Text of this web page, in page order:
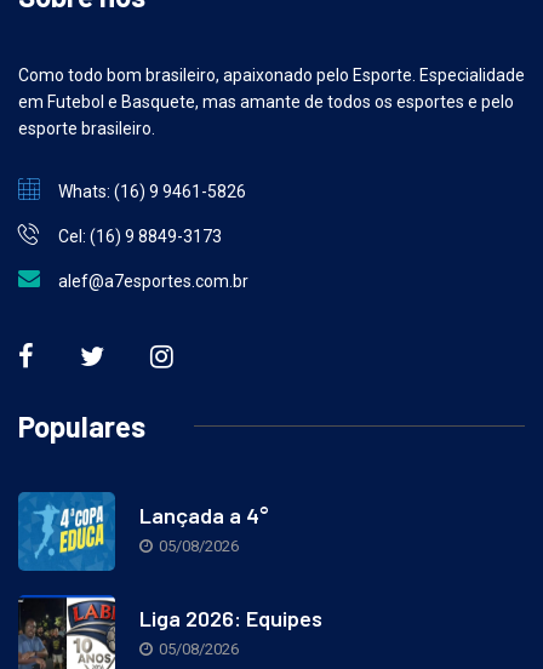
Como todo bom brasileiro, apaixonado pelo Esporte. Especialidade
em Futebol e Basquete, mas amante de todos os esportes e pelo
esporte brasileiro.
Whats: (16) 9 9461-5826
Cel: (16) 9 8849-3173
alef@a7esportes.com.br
Populares
Lançada a 4°
05/08/2026
Liga 2026: Equipes
05/08/2026